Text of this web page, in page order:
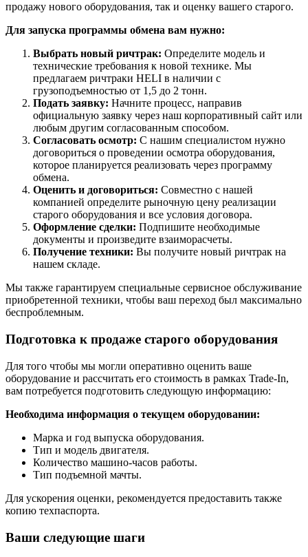
продажу нового оборудования, так и оценку вашего старого.
Для запуска программы обмена вам нужно:
Выбрать новый ричтрак: Определите модель и
технические требования к новой технике. Мы
предлагаем ричтраки HELI в наличии с
грузоподъемностью от 1,5 до 2 тонн.
Подать заявку: Начните процесс, направив
официальную заявку через наш корпоративный сайт или
любым другим согласованным способом.
Согласовать осмотр: С нашим специалистом нужно
договориться о проведении осмотра оборудования,
которое планируется реализовать через программу
обмена.
Оценить и договориться: Совместно с нашей
компанией определите рыночную цену реализации
старого оборудования и все условия договора.
Оформление сделки: Подпишите необходимые
документы и произведите взаиморасчеты.
Получение техники: Вы получите новый ричтрак на
нашем складе.
Мы также гарантируем специальные сервисное обслуживание
приобретенной техники, чтобы ваш переход был максимально
беспроблемным.
Подготовка к продаже старого оборудования
Для того чтобы мы могли оперативно оценить ваше
оборудование и рассчитать его стоимость в рамках Trade-In,
вам потребуется подготовить следующую информацию:
Необходима информация о текущем оборудовании:
Марка и год выпуска оборудования.
Тип и модель двигателя.
Количество машино-часов работы.
Тип подъемной мачты.
Для ускорения оценки, рекомендуется предоставить также
копию техпаспорта.
Ваши следующие шаги